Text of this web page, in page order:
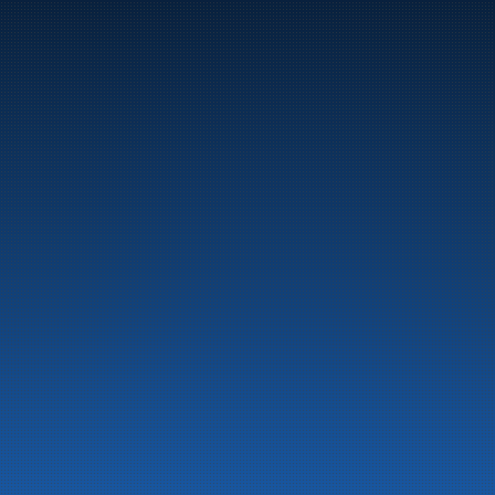
Marine
Auto & Industri
Bensinstasjoner
Tankingskort
Våre Produkter
Om selskapet
Aktuelt
Beredskapsinformasjon
Personvern
Kontakt oss